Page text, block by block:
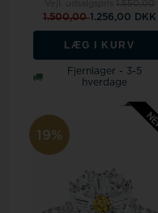
1.500,001.256,00 DKK
LÆG I KURV
Fjernlager - 3-5
hverdage
19%